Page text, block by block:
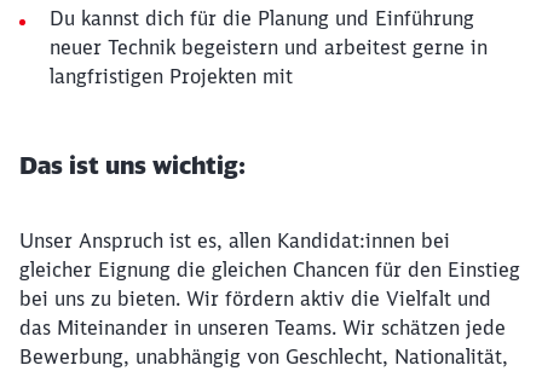
Du kannst dich für die Planung und Einführung
neuer Technik begeistern und arbeitest gerne in
langfristigen Projekten mit
Das ist uns wichtig:
Unser Anspruch ist es, allen Kandidat:innen bei
gleicher Eignung die gleichen Chancen für den Einstieg
bei uns zu bieten. Wir fördern aktiv die Vielfalt und
das Miteinander in unseren Teams. Wir schätzen jede
Bewerbung, unabhängig von Geschlecht, Nationalität,